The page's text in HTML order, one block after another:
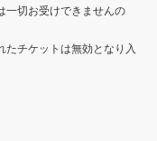
一切お受けできませんの
たチケットは無効となり入